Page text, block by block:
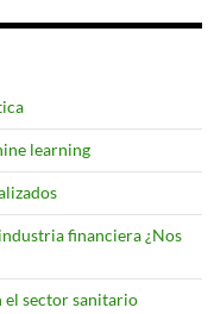
learning
financiera ¿Nos
el sector sanitario